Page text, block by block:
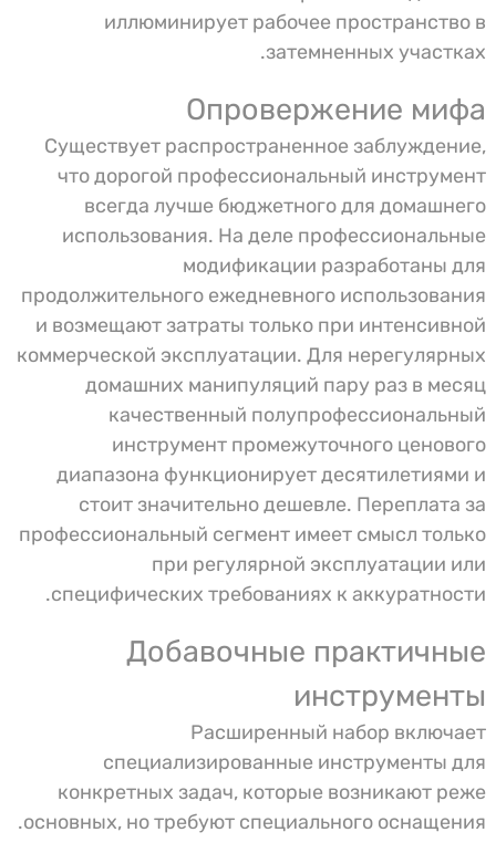
иллюминирует рабочее пространство в
затемненных участках.
Опровержение мифа
Существует распространенное заблуждение,
что дорогой профессиональный инструмент
всегда лучше бюджетного для домашнего
использования. На деле профессиональные
модификации разработаны для
продолжительного ежедневного использования
и возмещают затраты только при интенсивной
коммерческой эксплуатации. Для нерегулярных
домашних манипуляций пару раз в месяц
качественный полупрофессиональный
инструмент промежуточного ценового
диапазона функционирует десятилетиями и
стоит значительно дешевле. Переплата за
профессиональный сегмент имеет смысл только
при регулярной эксплуатации или
специфических требованиях к аккуратности.
Добавочные практичные
инструменты
Расширенный набор включает
специализированные инструменты для
конкретных задач, которые возникают реже
основных, но требуют специального оснащения.